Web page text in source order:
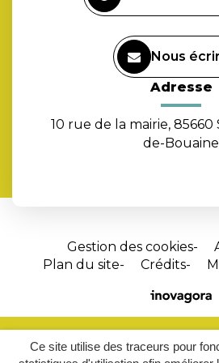
Ce site utilise des traceurs pour
Nous
Adresse
10 rue de la mairie,
de-Bouaine
Gestion des cookies
Plan du site
Crédits
Site
réalisé
par
Inovagora